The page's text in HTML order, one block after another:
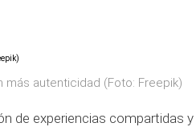
autenticidad (Foto: Freepik)
de experiencias compartidas y